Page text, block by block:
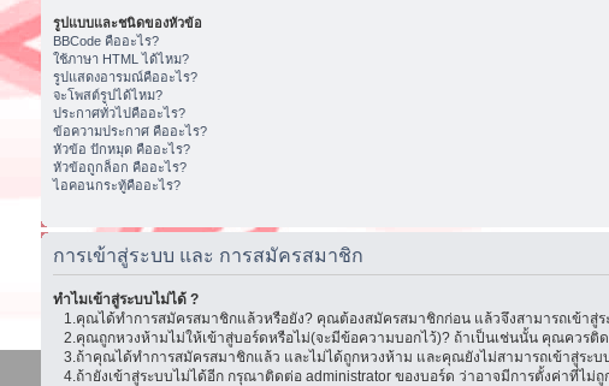
รูปแบบและชนิดของหัวข้อ
BBCode คืออะไร?
ใช้ภาษา HTML ได้ไหม?
รูปแสดงอารมณ์คืออะไร?
จะโพสต์รูปได้ไหม?
ประกาศทั่วไปคืออะไร?
ข้อความประกาศ คืออะไร?
หัวข้อ ปักหมุด คืออะไร?
หัวข้อถูกล็อก คืออะไร?
ไอคอนกระทู้คืออะไร?
การเข้าสู่ระบบ และ การสมัครสมาชิก
ทำไมเข้าสู่ระบบไม่ได้ ?
1.คุณได้ทำการสมัครสมาชิกแล้วหรือยัง? คุณต้องสมัครสมาชิกก่อน แล้วจึงสามารถเข้าสู่ร
2.คุณถูกหวงห้ามไม่ให้เข้าสู่บอร์ดหรือไม่(จะมีข้อความบอกไว้)? ถ้าเป็นเช่นนั้น คุณควรติด
3.ถ้าคุณได้ทำการสมัครสมาชิกแล้ว และไม่ได้ถูกหวงห้าม และคุณยังไม่สามารถเข้าสู่ระบ
4.ถ้ายังเข้าสู่ระบบไม่ได้อีก กรุณาติดต่อ administrator ของบอร์ด ว่าอาจมีการตั้งค่าที่ไม่ถู